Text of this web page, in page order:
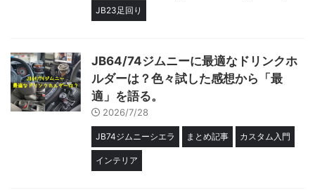
JB23足回り
JB64/74ジムニーに最適なドリンクホ
ルダーは？色々試した感想から「最
適」を語る。
2026/7/28
JB74ジムニーシエラ まとめ記事 カスタム入門
インテリア